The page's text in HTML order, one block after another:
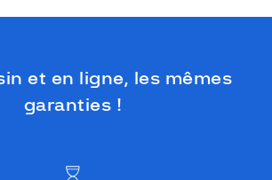
et en ligne, les mêmes
garanties !